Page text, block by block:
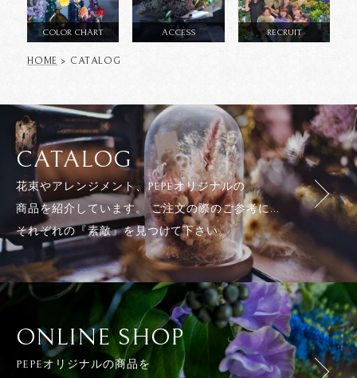
COLOR CHART ACCESS RECRUIT
HOME > CATALOG
CATALOG
花束やアレンジメント、PEPEオリジナルの
商品を紹介しています。 ご注文の際のご参考に...
それぞれの『素敵』を見つけて下さい。
ONLINE SHOP
PEPEオリジナルの商品を